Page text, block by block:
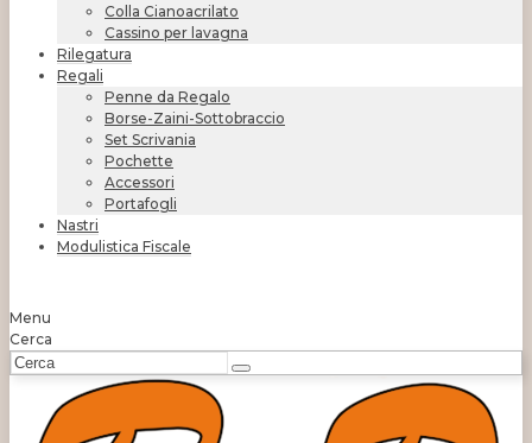
Colla Cianoacrilato
Cassino per lavagna
Rilegatura
Regali
Penne da Regalo
Borse-Zaini-Sottobraccio
Set Scrivania
Pochette
Accessori
Portafogli
Nastri
Modulistica Fiscale
Menu
Cerca